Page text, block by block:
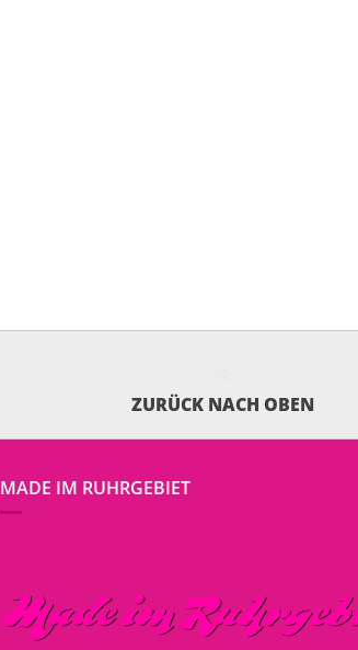
ZURÜCK NACH OBEN
MADE IM RUHRGEBIET